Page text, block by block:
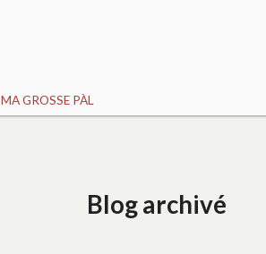
MA GROSSE PÀL
Blog archivé